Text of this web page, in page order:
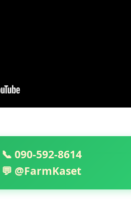
📞 090-592-8614
💬 @FarmKaset